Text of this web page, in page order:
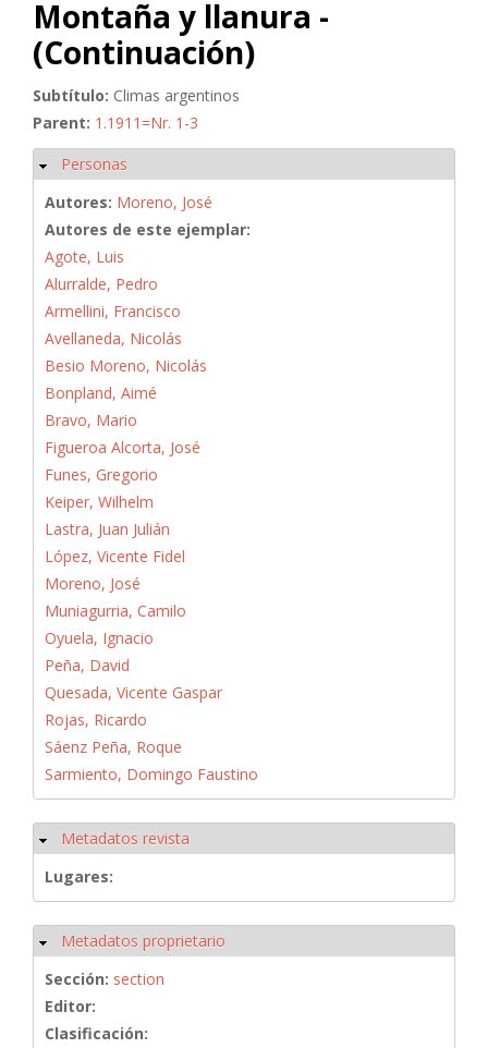
Montaña y llanura -
(Continuación)
Subtítulo: Climas argentinos
Parent: 1.1911=Nr. 1-3
Ocultar
Personas
Autores: Moreno, José
Autores de este ejemplar:
Agote, Luis
Alurralde, Pedro
Armellini, Francisco
Avellaneda, Nicolás
Besio Moreno, Nicolás
Bonpland, Aimé
Bravo, Mario
Figueroa Alcorta, José
Funes, Gregorio
Keiper, Wilhelm
Lastra, Juan Julián
López, Vicente Fidel
Moreno, José
Muniagurria, Camilo
Oyuela, Ignacio
Peña, David
Quesada, Vicente Gaspar
Rojas, Ricardo
Sáenz Peña, Roque
Sarmiento, Domingo Faustino
Ocultar
Metadatos revista
Lugares:
Ocultar
Metadatos proprietario
Sección: section
Editor:
Clasificación: